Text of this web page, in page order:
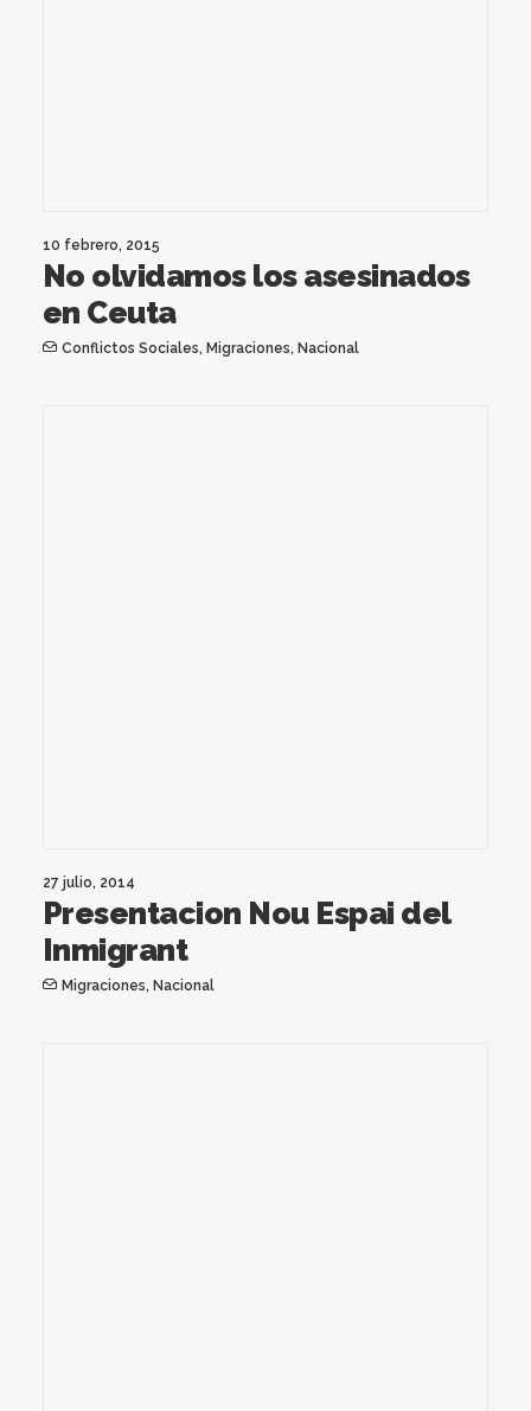
10 febrero, 2015
No olvidamos los asesinados
en Ceuta
Conflictos Sociales, Migraciones, Nacional
27 julio, 2014
Presentacion Nou Espai del
Inmigrant
Migraciones, Nacional